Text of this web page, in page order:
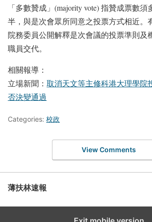
「多數贊成」(majority vote) 指贊成票數
半，與是次會眾所同意之投票方式相近。
院務委員公開解釋是次會議的投票準則及
職員交代。
相關報導：
立場新聞： 取消天文等主修科港大理學院
否決變通過
Categories: 校政
View Comments
薄扶林速報